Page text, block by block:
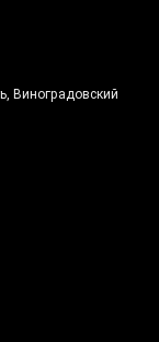
Виноградовский